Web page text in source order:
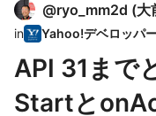
@ryo_mm2d (大
in
API 31まで
Startと